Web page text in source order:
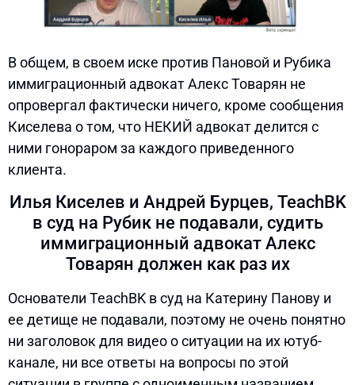
В общем, в своем иске против Пановой и Рубика
иммиграционный адвокат Алекс Товарян не
опровергал фактически ничего, кроме сообщения
Киселева о том, что НЕКИЙ адвокат делится с
ними гонораром за каждого приведенного
клиента.
Илья Киселев и Андрей Бурцев, TeachBK
в суд на Рубик не подавали, судить
иммиграционный адвокат Алекс
Товарян должен как раз их
Основатели TeachBK в суд на Катерину Панову и
ее детище не подавали, поэтому не очень понятно
ни заголовок для видео о ситуации на их ютуб-
канале, ни все ответы на вопросы по этой